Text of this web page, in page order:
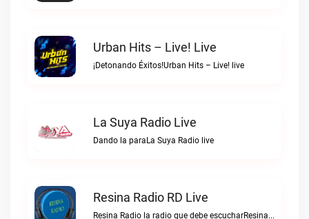
Urban Hits – Live! Live
¡Detonando Éxitos!Urban Hits – Live! live
La Suya Radio Live
Dando la paraLa Suya Radio live
Resina Radio RD Live
Resina Radio la radio que debe escucharResina Radio RD live